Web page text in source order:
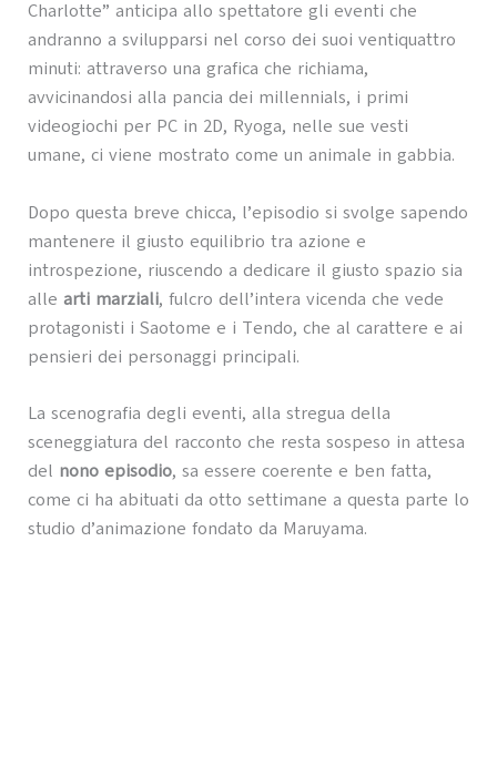
Charlotte” anticipa allo spettatore gli eventi che
andranno a svilupparsi nel corso dei suoi ventiquattro
minuti: attraverso una grafica che richiama,
avvicinandosi alla pancia dei millennials, i primi
videogiochi per PC in 2D, Ryoga, nelle sue vesti
umane, ci viene mostrato come un animale in gabbia.
Dopo questa breve chicca, l’episodio si svolge sapendo
mantenere il giusto equilibrio tra azione e
introspezione, riuscendo a dedicare il giusto spazio sia
alle arti marziali, fulcro dell’intera vicenda che vede
protagonisti i Saotome e i Tendo, che al carattere e ai
pensieri dei personaggi principali.
La scenografia degli eventi, alla stregua della
sceneggiatura del racconto che resta sospeso in attesa
del nono episodio, sa essere coerente e ben fatta,
come ci ha abituati da otto settimane a questa parte lo
studio d’animazione fondato da Maruyama.